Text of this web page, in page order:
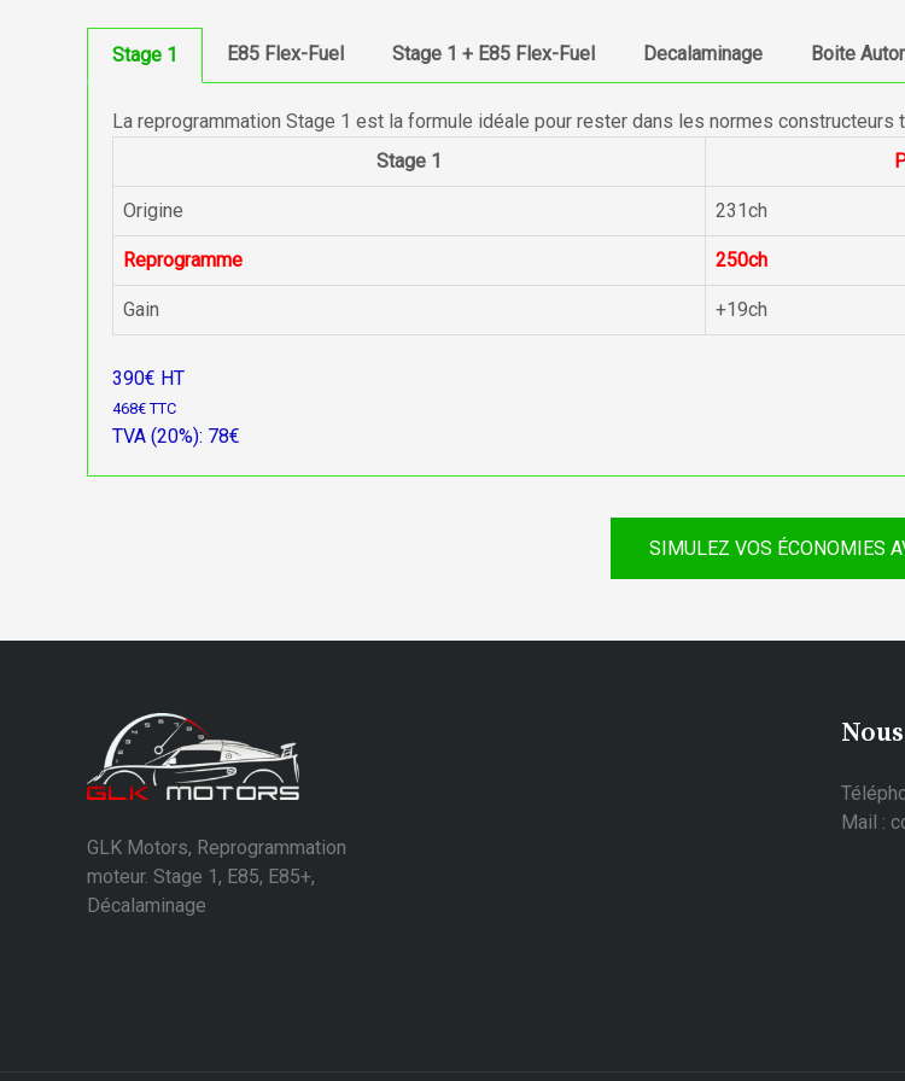
Stage 1 E85 Flex-Fuel Stage 1 + E85 Flex-Fuel Decalaminage Boite
La reprogrammation Stage 1 est la formule idéale pour rester dans les normes constructeurs
Stage 1
Origine 231ch
Reprogramme 250ch
Gain +19ch
390€ HT
468€ TTC
TVA (20%): 78€
SIMULEZ VOS ÉCONOMIES
GLK Motors, Reprogrammation
moteur. Stage 1, E85, E85+,
Décalaminage
Mail :